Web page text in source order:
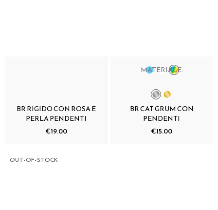
BR RIGIDO CON ROSA E
PERLA PENDENTI
€19.00
MATERIALE:
BR CAT GRUM CON
PENDENTI
€15.00
OUT-OF-STOCK